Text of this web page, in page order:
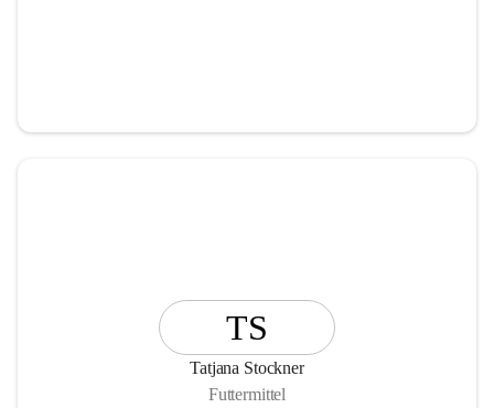
TS
Tatjana Stockner
Futtermittel